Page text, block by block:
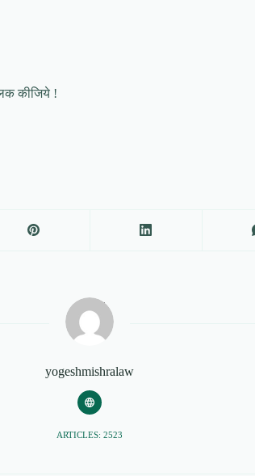
कीजिये !
yogeshmishralaw
ARTICLES: 2523